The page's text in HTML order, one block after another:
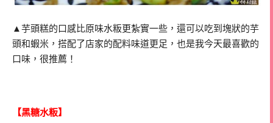
▲芋頭糕的口感比原味水粄更紮實一些，還可以吃到塊狀的芋
頭和蝦米，搭配了店家的配料味道更足，也是我今天最喜歡的
口味，很推薦！
【黑糖水粄】